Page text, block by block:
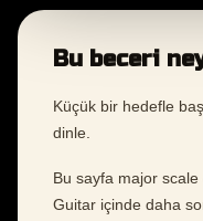
Bu beceri
Küçük bir hedefle
dinle.
Bu sayfa major
Guitar içinde daha